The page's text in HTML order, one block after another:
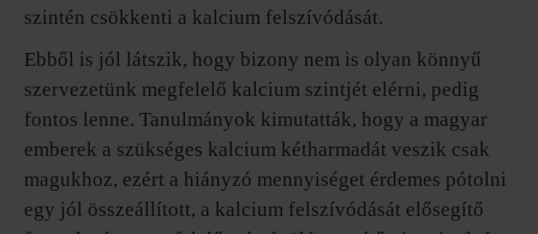
szintén csökkenti a kalcium felszívódását.
Ebből is jól látszik, hogy bizony nem is olyan könnyű
szervezetünk megfelelő kalcium szintjét elérni, pedig
fontos lenne. Tanulmányok kimutatták, hogy a magyar
emberek a szükséges kalcium kétharmadát veszik csak
magukhoz, ezért a hiányzó mennyiséget érdemes pótolni
egy jól összeállított, a kalcium felszívódását elősegítő